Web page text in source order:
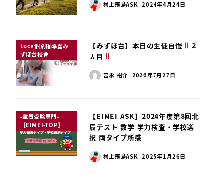
村上飛鳥ASK 2024年4月24日
Luce個別指導塾み
ずほ台校舎
【みずほ台】本日の生徒自慢
２
人目
宮永 裕介 2026年7月27日
-難関受験専門-
【EIMEI-TOP】
【EIMEI ASK】2024年度第8回北
辰テスト 数学 学力検査・学校選
択 両タイプ所感
村上飛鳥ASK 2025年1月26日